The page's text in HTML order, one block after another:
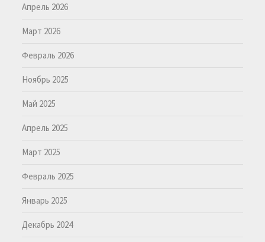
Апрель 2026
Март 2026
Февраль 2026
Ноябрь 2025
Май 2025
Апрель 2025
Март 2025
Февраль 2025
Январь 2025
Декабрь 2024